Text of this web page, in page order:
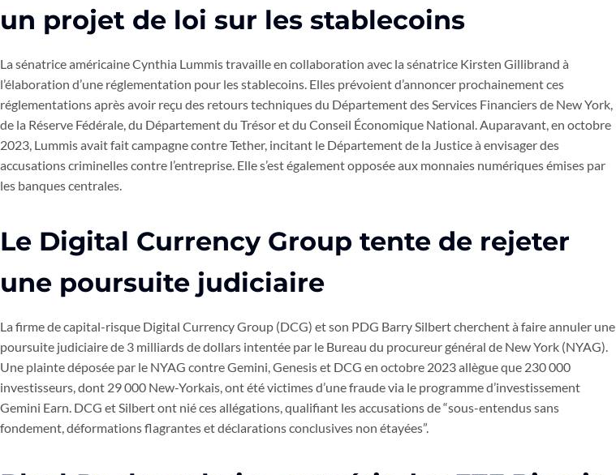
un projet de loi sur les stablecoins
La sénatrice américaine Cynthia Lummis travaille en collaboration avec la sénatrice Kirsten Gillibrand à
l’élaboration d’une réglementation pour les stablecoins. Elles prévoient d’annoncer prochainement ces
réglementations après avoir reçu des retours techniques du Département des Services Financiers de New York,
de la Réserve Fédérale, du Département du Trésor et du Conseil Économique National. Auparavant, en octobre
2023, Lummis avait fait campagne contre Tether, incitant le Département de la Justice à envisager des
accusations criminelles contre l’entreprise. Elle s’est également opposée aux monnaies numériques émises par
les banques centrales.
Le Digital Currency Group tente de rejeter
une poursuite judiciaire
La firme de capital-risque Digital Currency Group (DCG) et son PDG Barry Silbert cherchent à faire annuler une
poursuite judiciaire de 3 milliards de dollars intentée par le Bureau du procureur général de New York (NYAG).
Une plainte déposée par le NYAG contre Gemini, Genesis et DCG en octobre 2023 allègue que 230 000
investisseurs, dont 29 000 New-Yorkais, ont été victimes d’une fraude via le programme d’investissement
Gemini Earn. DCG et Silbert ont nié ces allégations, qualifiant les accusations de “sous-entendus sans
fondement, déformations flagrantes et déclarations conclusives non étayées”.